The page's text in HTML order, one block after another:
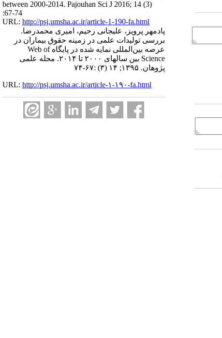
between 2000-2014. Pajouhan Sci J 2016; 14 (3)
:67-74
URL: http://psj.umsha.ac.ir/article-1-190-fa.html
پادمهر پرویز، علیجانی رحیم، امیری محمدرضا.
بررسی تولیدات علمی در زمینه حقوق بیماران در
عرصه بین‌المللی نمایه شده در پایگاه Web of
Science بین سالهای ۲۰۰۰ تا ۲۰۱۴. مجله علمی
پژوهان. ۱۳۹۵; ۱۴ (۳) :۶۷-۷۴
URL: http://psj.umsha.ac.ir/article-۱-۱۹۰-fa.html